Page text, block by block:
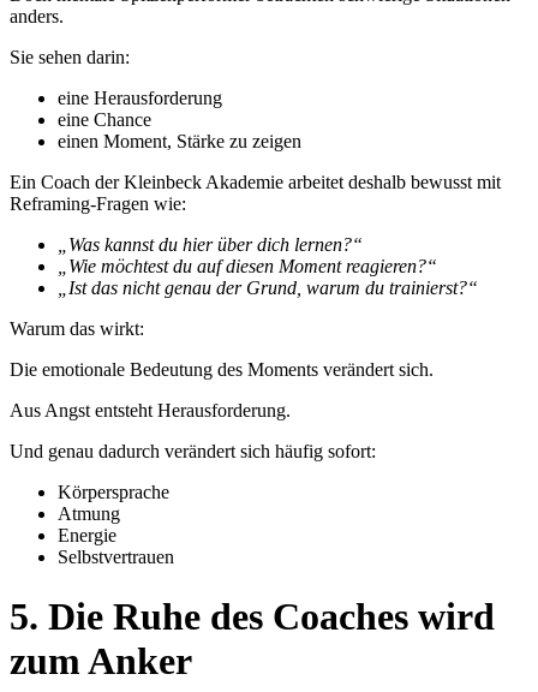
anders.
Sie sehen darin:
eine Herausforderung
eine Chance
einen Moment, Stärke zu zeigen
Ein Coach der Kleinbeck Akademie arbeitet deshalb bewusst mit
Reframing-Fragen wie:
„Was kannst du hier über dich lernen?“
„Wie möchtest du auf diesen Moment reagieren?“
„Ist das nicht genau der Grund, warum du trainierst?“
Warum das wirkt:
Die emotionale Bedeutung des Moments verändert sich.
Aus Angst entsteht Herausforderung.
Und genau dadurch verändert sich häufig sofort:
Körpersprache
Atmung
Energie
Selbstvertrauen
5. Die Ruhe des Coaches wird
zum Anker